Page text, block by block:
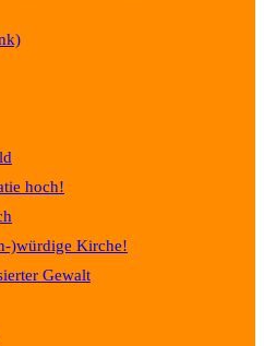
hoch!
)würdige Kirche!
Gewalt